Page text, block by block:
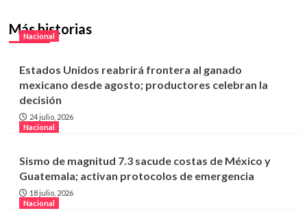
Más historias
Nacional
Estados Unidos reabrirá frontera al ganado
mexicano desde agosto; productores celebran la
decisión
24 julio, 2026
Nacional
Sismo de magnitud 7.3 sacude costas de México y
Guatemala; activan protocolos de emergencia
18 julio, 2026
Nacional